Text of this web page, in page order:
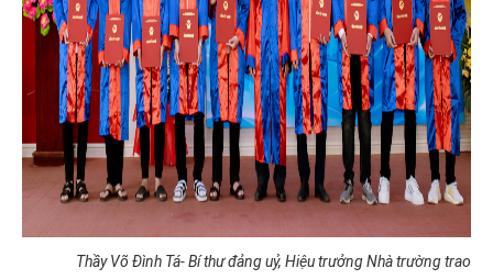
Thầy Võ Đình Tá- Bí thư đảng uỷ, Hiệu trưởng Nhà trường trao